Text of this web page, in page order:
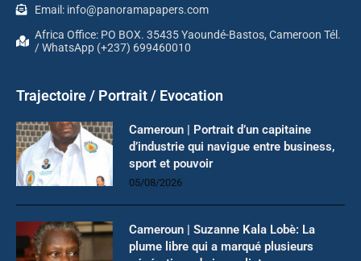
Email: info@panoramapapers.com
Africa Office: PO BOX. 35435 Yaoundé-Bastos, Cameroon Tél.
/ WhatsApp (+237) 699460010
Trajectoire / Portrait / Evocation
Cameroun | Portrait d’un capitaine
d’industrie qui navigue entre business,
sport et pouvoir
05/08/2026
Cameroun | Suzanne Kala Lobè: La
plume libre qui a marqué plusieurs